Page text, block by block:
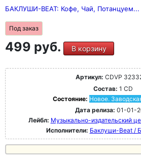
БАКЛУШИ-BEAT: Кофе, Чай, Потанцуем...
Под заказ
499 руб. В корзину
Артикул: CDVP
Состав: 1 CD
Состояние: Новое.
Дата релиза: 01-01-
Лейбл: Музыкально-издательский
Исполнители: Баклуши-Beat /